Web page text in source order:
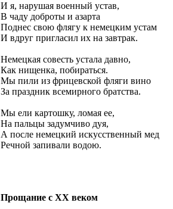
И я, нарушая военный устав,
В чаду доброты и азарта
Поднес свою флягу к немецким устам
И вдруг пригласил их на завтрак.
Немецкая совесть устала давно,
Как нищенка, побираться.
Мы пили из фрицевской фляги вино
За праздник всемирного братства.
Мы ели картошку, ломая ее,
На пальцы задумчиво дуя,
А после немецкий искусственный мед
Речной запивали водою.
Прощание с XХ веком